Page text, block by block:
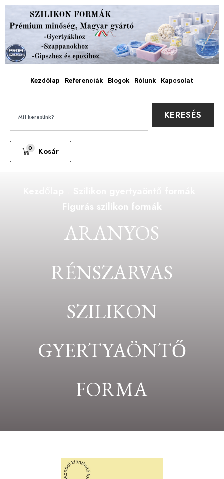
Kezdőlap Referenciák Blogok Rólunk Kapcsolat
KERESÉS
0 Kosár
Figurás szilikon formák
ARANYOS
RÉNSZARVAS
SZILIKON
GYERTYAÖNTŐ
FORMA